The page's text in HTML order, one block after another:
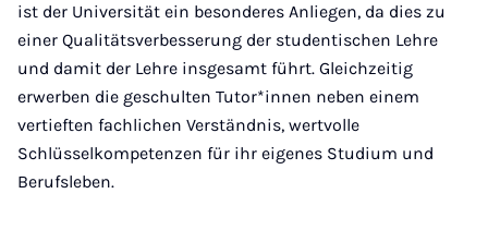
ist der Universität ein besonderes Anliegen, da dies zu
einer Qualitätsverbesserung der studentischen Lehre
und damit der Lehre insgesamt führt. Gleichzeitig
erwerben die geschulten Tutor*innen neben einem
vertieften fachlichen Verständnis, wertvolle
Schlüsselkompetenzen für ihr eigenes Studium und
Berufsleben.